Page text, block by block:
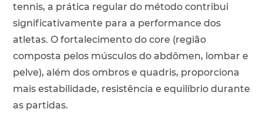
tennis, a prática regular do método contribui
significativamente para a performance dos
atletas. O fortalecimento do core (região
composta pelos músculos do abdômen, lombar e
pelve), além dos ombros e quadris, proporciona
mais estabilidade, resistência e equilíbrio durante
as partidas.